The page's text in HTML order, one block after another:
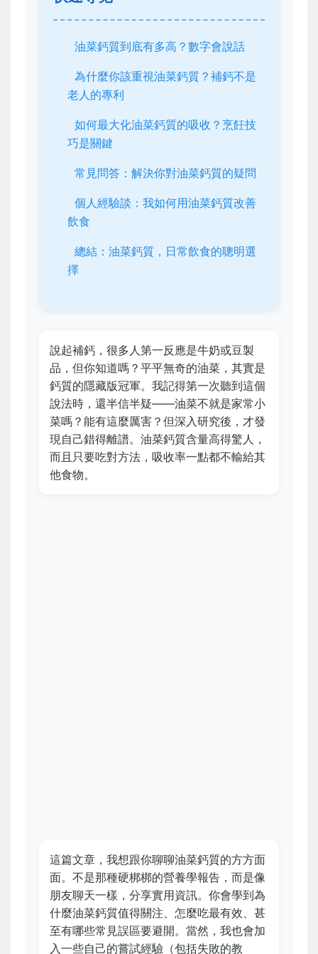
油菜鈣質到底有多高？數字會說話
為什麼你該重視油菜鈣質？補鈣不是
老人的專利
如何最大化油菜鈣質的吸收？烹飪技
巧是關鍵
常見問答：解決你對油菜鈣質的疑問
個人經驗談：我如何用油菜鈣質改善
飲食
總結：油菜鈣質，日常飲食的聰明選
擇
說起補鈣，很多人第一反應是牛奶或豆製
品，但你知道嗎？平平無奇的油菜，其實是
鈣質的隱藏版冠軍。我記得第一次聽到這個
說法時，還半信半疑——油菜不就是家常小
菜嗎？能有這麼厲害？但深入研究後，才發
現自己錯得離譜。油菜鈣質含量高得驚人，
而且只要吃對方法，吸收率一點都不輸給其
他食物。
這篇文章，我想跟你聊聊油菜鈣質的方方面
面。不是那種硬梆梆的營養學報告，而是像
朋友聊天一樣，分享實用資訊。你會學到為
什麼油菜鈣質值得關注、怎麼吃最有效、甚
至有哪些常見誤區要避開。當然，我也會加
入一些自己的嘗試經驗（包括失敗的教